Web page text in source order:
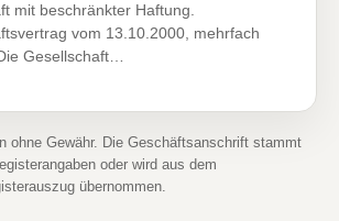
mit beschränkter Haftung.
vom 13.10.2000, mehrfach
Gesellschaft…
ohne Gewähr. Die Geschäftsanschrift stammt
oder wird aus dem
übernommen.